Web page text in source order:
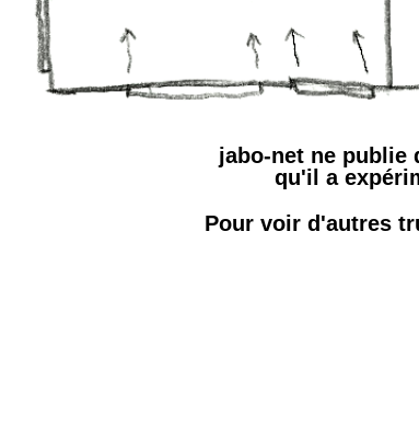
jabo-net ne publie
qu'il a
Pour voir d'autres